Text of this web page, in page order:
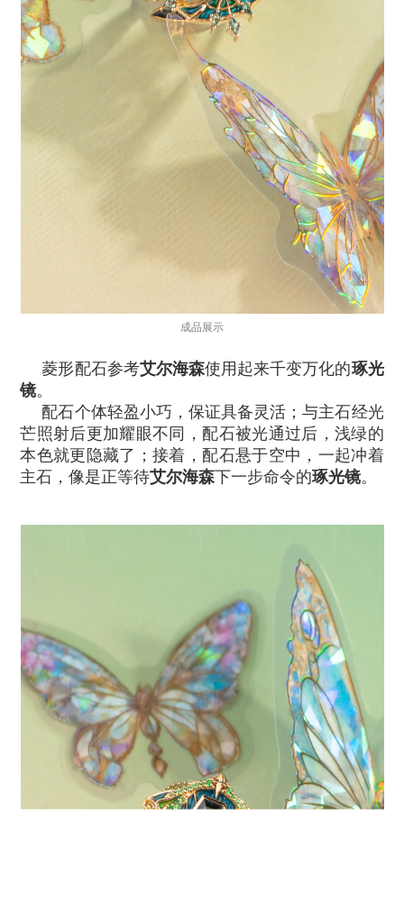
成品展示
菱形配石参考艾尔海森使用起来千变万化的琢光
镜。
配石个体轻盈小巧，保证具备灵活；与主石经光
芒照射后更加耀眼不同，配石被光通过后，浅绿的
本色就更隐藏了；接着，配石悬于空中，一起冲着
主石，像是正等待艾尔海森下一步命令的琢光镜。